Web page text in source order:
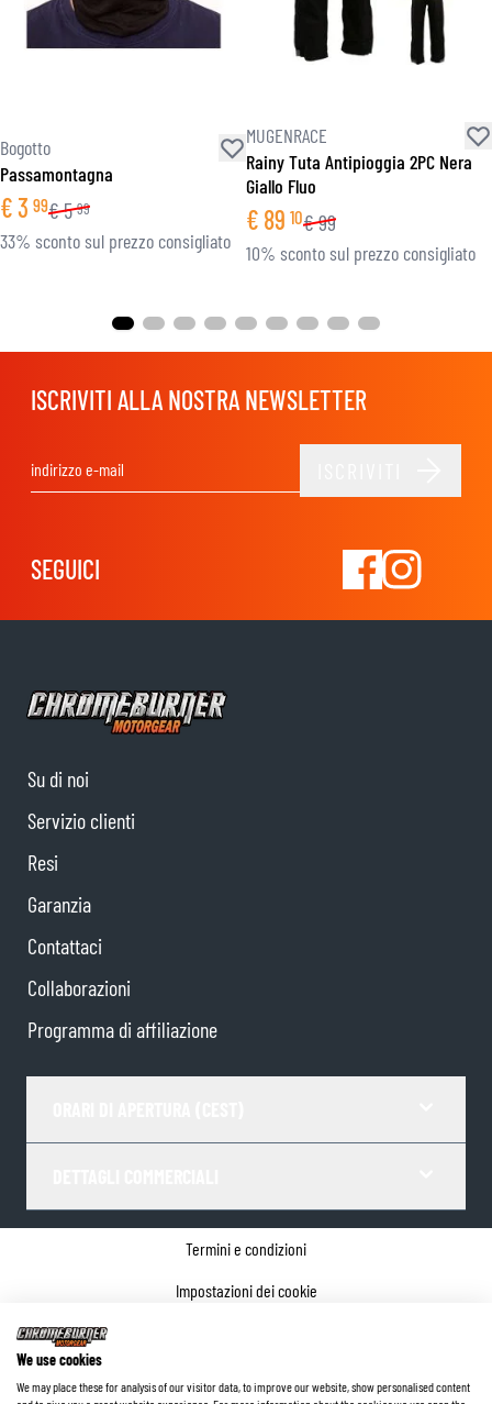
Bogotto
Passamontagna
€3 99€5 99
33% sconto sul prezzo consigliato
MUGENRACE
Rainy Tuta Antipioggia 2PC Nera
Giallo Fluo
€ 89 10€99
10% sconto sul prezzo consigliato
ISCRIVITI ALLA NOSTRA NEWSLETTER
SEGUICI
Su di noi
Servizio clienti
Resi
Garanzia
Contattaci
Collaborazioni
Programma di affiliazione
Termini e condizioni
Impostazioni dei cookie
We use cookies
We may place these for analysis of our visitor data, to improve our website, show personalised content